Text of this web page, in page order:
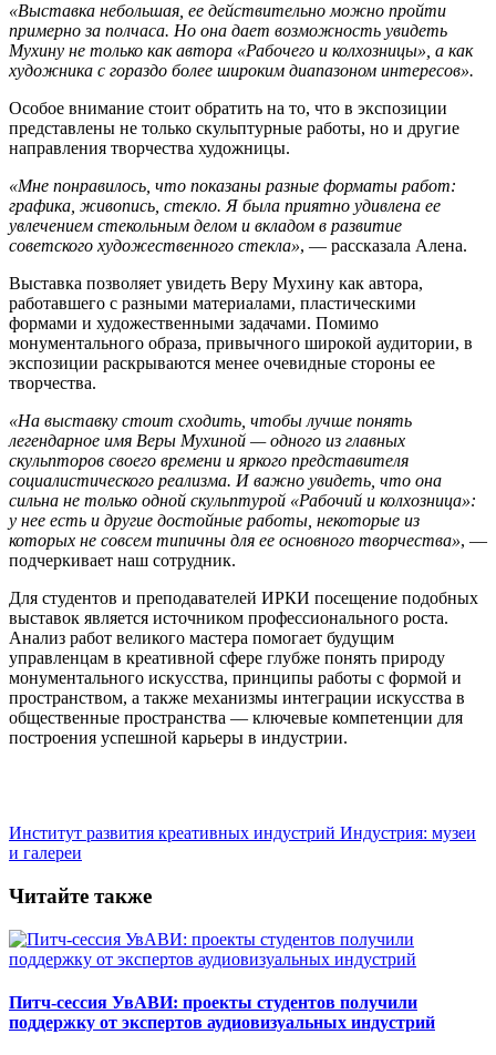
«Выставка небольшая, ее действительно можно пройти
примерно за полчаса. Но она дает возможность увидеть
Мухину не только как автора «Рабочего и колхозницы», а как
художника с гораздо более широким диапазоном интересов».
Особое внимание стоит обратить на то, что в экспозиции
представлены не только скульптурные работы, но и другие
направления творчества художницы.
«Мне понравилось, что показаны разные форматы работ:
графика, живопись, стекло. Я была приятно удивлена ее
увлечением стекольным делом и вкладом в развитие
советского художественного стекла», — рассказала Алена.
Выставка позволяет увидеть Веру Мухину как автора,
работавшего с разными материалами, пластическими
формами и художественными задачами. Помимо
монументального образа, привычного широкой аудитории, в
экспозиции раскрываются менее очевидные стороны ее
творчества.
«На выставку стоит сходить, чтобы лучше понять
легендарное имя Веры Мухиной — одного из главных
скульпторов своего времени и яркого представителя
социалистического реализма. И важно увидеть, что она
сильна не только одной скульптурой «Рабочий и колхозница»:
у нее есть и другие достойные работы, некоторые из
которых не совсем типичны для ее основного творчества», —
подчеркивает наш сотрудник.
Для студентов и преподавателей ИРКИ посещение подобных
выставок является источником профессионального роста.
Анализ работ великого мастера помогает будущим
управленцам в креативной сфере глубже понять природу
монументального искусства, принципы работы с формой и
пространством, а также механизмы интеграции искусства в
общественные пространства — ключевые компетенции для
построения успешной карьеры в индустрии.
Институт развития креативных индустрий Индустрия: музеи
и галереи
Читайте также
Питч-сессия УвАВИ: проекты студентов получили
поддержку от экспертов аудиовизуальных индустрий